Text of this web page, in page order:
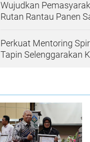
Wujudkan
Rutan Rantau Panen
Perkuat Mentoring
Tapin Selenggarakan